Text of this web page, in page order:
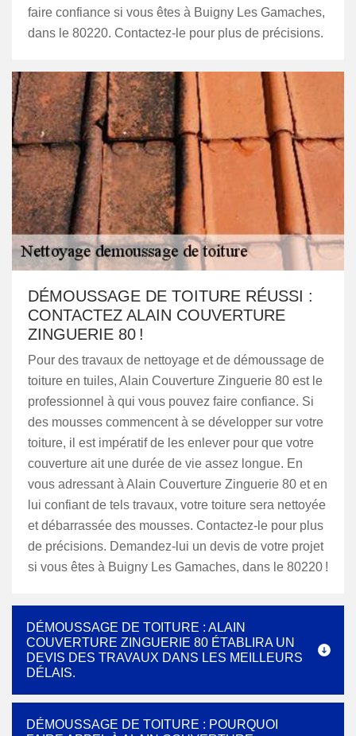
faire confiance si vous êtes à Buigny Les Gamaches,
dans le 80220. Contactez-le pour plus de précisions.
DÉMOUSSAGE DE TOITURE RÉUSSI :
CONTACTEZ ALAIN COUVERTURE
ZINGUERIE 80 !
Pour des travaux de nettoyage et de démoussage de
toiture en tuiles, Alain Couverture Zinguerie 80 est le
professionnel à qui vous pouvez faire confiance. Si
des mousses commencent à se développer sur votre
toiture, il est impératif de les enlever pour que votre
couverture ait une durée de vie assez longue. En
vous adressant à Alain Couverture Zinguerie 80 et en
lui confiant de tels travaux, votre toiture sera nettoyée
et débarrassée des mousses. Contactez-le pour plus
de précisions. Demandez-lui un devis de votre projet
si vous êtes à Buigny Les Gamaches, dans le 80220 !
DÉMOUSSAGE DE TOITURE : ALAIN
COUVERTURE ZINGUERIE 80 ÉTABLIRA UN
DEVIS DES TRAVAUX DANS LES MEILLEURS
DÉLAIS.
DÉMOUSSAGE DE TOITURE : POURQUOI